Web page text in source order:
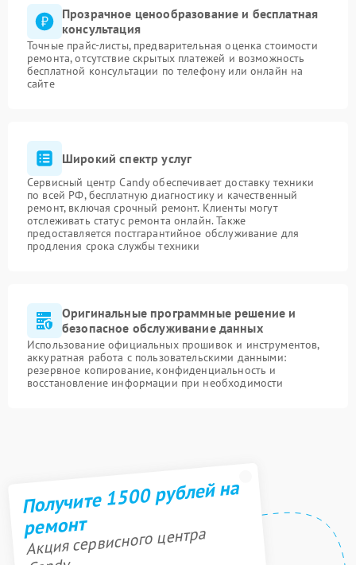
Прозрачное ценообразование и бесплатная
консультация
Точные прайс-листы, предварительная оценка стоимости
ремонта, отсутствие скрытых платежей и возможность
бесплатной консультации по телефону или онлайн на
сайте
Широкий спектр услуг
Сервисный центр Candy обеспечивает доставку техники
по всей РФ, бесплатную диагностику и качественный
ремонт, включая срочный ремонт. Клиенты могут
отслеживать статус ремонта онлайн. Также
предоставляется постгарантийное обслуживание для
продления срока службы техники
Оригинальные программные решение и
безопасное обслуживание данных
Использование официальных прошивок и инструментов,
аккуратная работа с пользовательскими данными:
резервное копирование, конфиденциальность и
восстановление информации при необходимости
Получите 1500 рублей на
ремонт
Акция сервисного центра